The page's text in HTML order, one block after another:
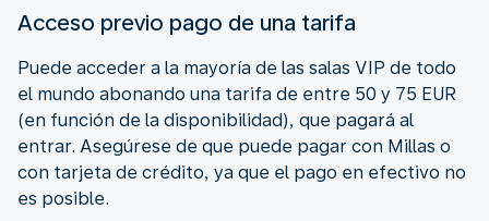
Acceso previo pago de una tarifa
Puede acceder a la mayoría de las salas VIP de todo
el mundo abonando una tarifa de entre 50 y 75 EUR
(en función de la disponibilidad), que pagará al
entrar. Asegúrese de que puede pagar con Millas o
con tarjeta de crédito, ya que el pago en efectivo no
es posible.